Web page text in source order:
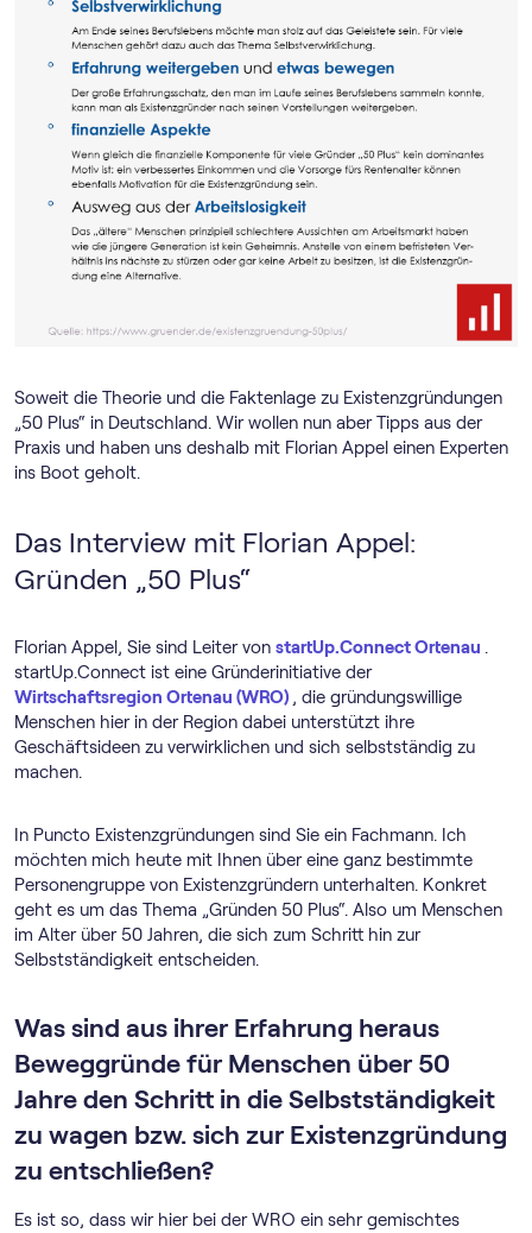
Soweit die Theorie und die Faktenlage zu Existenzgründungen
„50 Plus“ in Deutschland. Wir wollen nun aber Tipps aus der
Praxis und haben uns deshalb mit Florian Appel einen Experten
ins Boot geholt.
Das Interview mit Florian Appel:
Gründen „50 Plus“
Florian Appel, Sie sind Leiter von startUp.Connect Ortenau .
startUp.Connect ist eine Gründerinitiative der
Wirtschaftsregion Ortenau (WRO) , die gründungswillige
Menschen hier in der Region dabei unterstützt ihre
Geschäftsideen zu verwirklichen und sich selbstständig zu
machen.
In Puncto Existenzgründungen sind Sie ein Fachmann. Ich
möchten mich heute mit Ihnen über eine ganz bestimmte
Personengruppe von Existenzgründern unterhalten. Konkret
geht es um das Thema „Gründen 50 Plus“. Also um Menschen
im Alter über 50 Jahren, die sich zum Schritt hin zur
Selbstständigkeit entscheiden.
Was sind aus ihrer Erfahrung heraus
Beweggründe für Menschen über 50
Jahre den Schritt in die Selbstständigkeit
zu wagen bzw. sich zur Existenzgründung
zu entschließen?
Es ist so, dass wir hier bei der WRO ein sehr gemischtes